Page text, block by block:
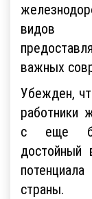
видов
важных
Убежден,
работники
с еще
достойный
страны.